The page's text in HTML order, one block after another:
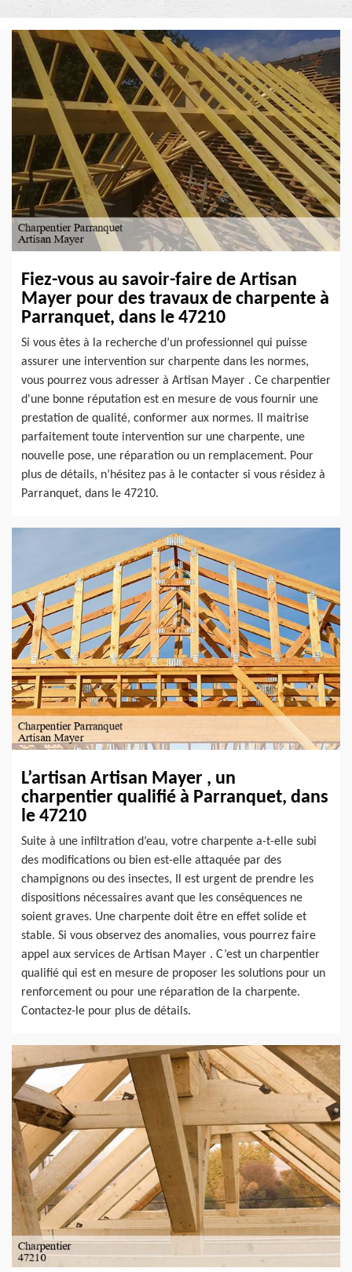
Fiez-vous au savoir-faire de Artisan
Mayer pour des travaux de charpente à
Parranquet, dans le 47210
Si vous êtes à la recherche d’un professionnel qui puisse
assurer une intervention sur charpente dans les normes,
vous pourrez vous adresser à Artisan Mayer . Ce charpentier
d'une bonne réputation est en mesure de vous fournir une
prestation de qualité, conformer aux normes. Il maitrise
parfaitement toute intervention sur une charpente, une
nouvelle pose, une réparation ou un remplacement. Pour
plus de détails, n’hésitez pas à le contacter si vous résidez à
Parranquet, dans le 47210.
L’artisan Artisan Mayer , un
charpentier qualifié à Parranquet, dans
le 47210
Suite à une infiltration d’eau, votre charpente a-t-elle subi
des modifications ou bien est-elle attaquée par des
champignons ou des insectes, Il est urgent de prendre les
dispositions nécessaires avant que les conséquences ne
soient graves. Une charpente doit être en effet solide et
stable. Si vous observez des anomalies, vous pourrez faire
appel aux services de Artisan Mayer . C’est un charpentier
qualifié qui est en mesure de proposer les solutions pour un
renforcement ou pour une réparation de la charpente.
Contactez-le pour plus de détails.